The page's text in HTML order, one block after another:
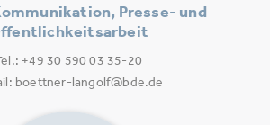
Presse- und
+49 30 590 03 35-20
boettner-langolf@bde.de